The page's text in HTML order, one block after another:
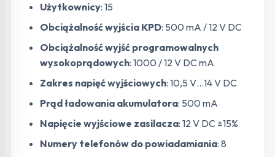
Użytkownicy: 15
Obciążalność wyjścia KPD: 500 mA / 12 V DC
Obciążalność wyjść programowalnych
wysokoprądowych: 1000 / 12 V DC mA
Zakres napięć wyjściowych: 10,5 V…14 V DC
Prąd ładowania akumulatora: 500 mA
Napięcie wyjściowe zasilacza: 12 V DC ±15%
Numery telefonów do powiadamiania: 8